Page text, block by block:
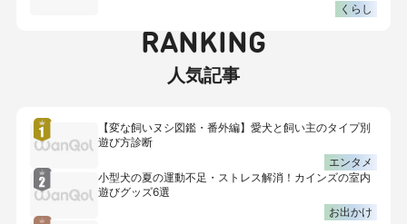
くらし
RANKING
人気記事
【変な飼いヌシ図鑑・番外編】愛犬と飼い主のタイプ別
遊び方診断
エンタメ
小型犬の夏の運動不足・ストレス解消！カインズの室内
遊びグッズ6選
お出かけ